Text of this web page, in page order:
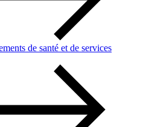
de santé et de services